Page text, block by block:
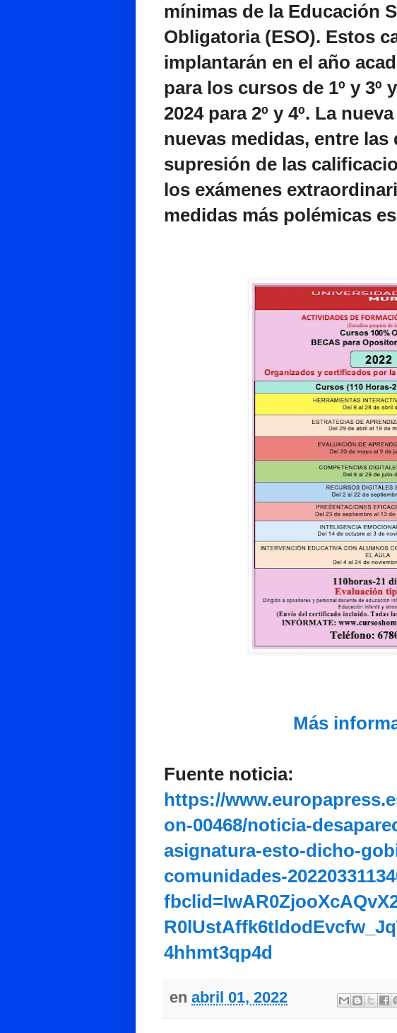
mínimas de la Educación
Obligatoria (ESO). Estos
implantarán en el año
para los cursos de 1º y 3º
2024 para 2º y 4º. La
nuevas medidas, entre las
supresión de las
los exámenes
medidas más polémicas
Más
Fuente noticia:
https://
on-00468/noticia-
asignatura-esto-dicho-
comunidades-
4hhmt3qp4d
en abril 01, 2022